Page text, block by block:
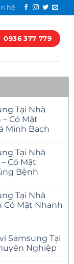
hệ
0936 377 779
Tại Nhà
– Có Mặt
Minh Bạch
Tại Nhà
Có Mặt
Bệnh
Tại Nhà
Có Mặt Nhanh
Samsung Tại
Nghiệp